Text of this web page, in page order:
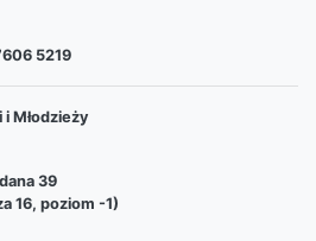
5219
Młodzieży
39
16, poziom -1)